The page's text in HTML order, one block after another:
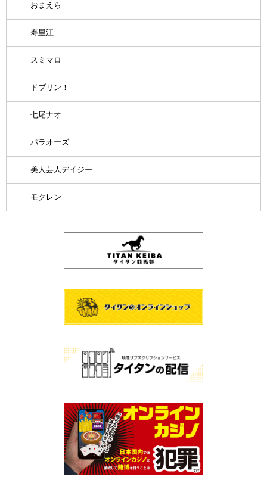
おまえら
寿里江
スミマロ
ドブリン！
七尾ナオ
パラオーズ
美人芸人デイジー
モクレン